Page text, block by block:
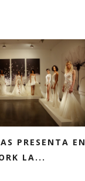
PRESENTA EN
LA...